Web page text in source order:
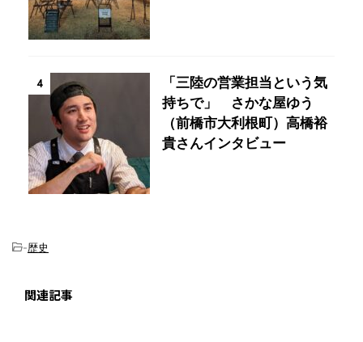
4
「三陸の営業担当という気
持ちで」 さかな屋ゆう
（前橋市大利根町）高橋裕
貴さんインタビュー
-歴史
関連記事